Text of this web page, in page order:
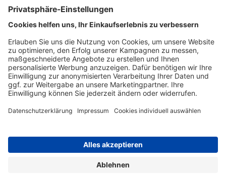
Vertrag widerrufen
Druckerzubehoer.de – preiswerte Qualität für Ihr Office
Sie sind auf der Suche nach dem passenden Druckerzubehör
oder Zubehör für das Büro, den Computer oder Ihr
Smartphone? Dann sind Sie bei Druckerzubehoer.de genau
richtig! Unser breites Sortiment bietet unter anderem Tinte
und Toner für alle gängigen Druckermodelle – großer sowie
kleiner Hersteller. Zugleich sind wir Ihr Online Fachhandel für
einrichten, die Werkstatt ausstatten oder den Alltag mit
was Ihren Arbeitsplatz noch komfortabler macht, finden Sie
bei uns auch Bastelspaß, Schulbedarf, Beleuchtung,
für die ganze Familie. Entdecken Sie günstige Angebote und